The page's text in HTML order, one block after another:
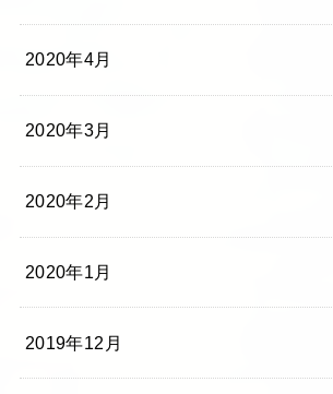
2020年4月
2020年3月
2020年2月
2020年1月
2019年12月